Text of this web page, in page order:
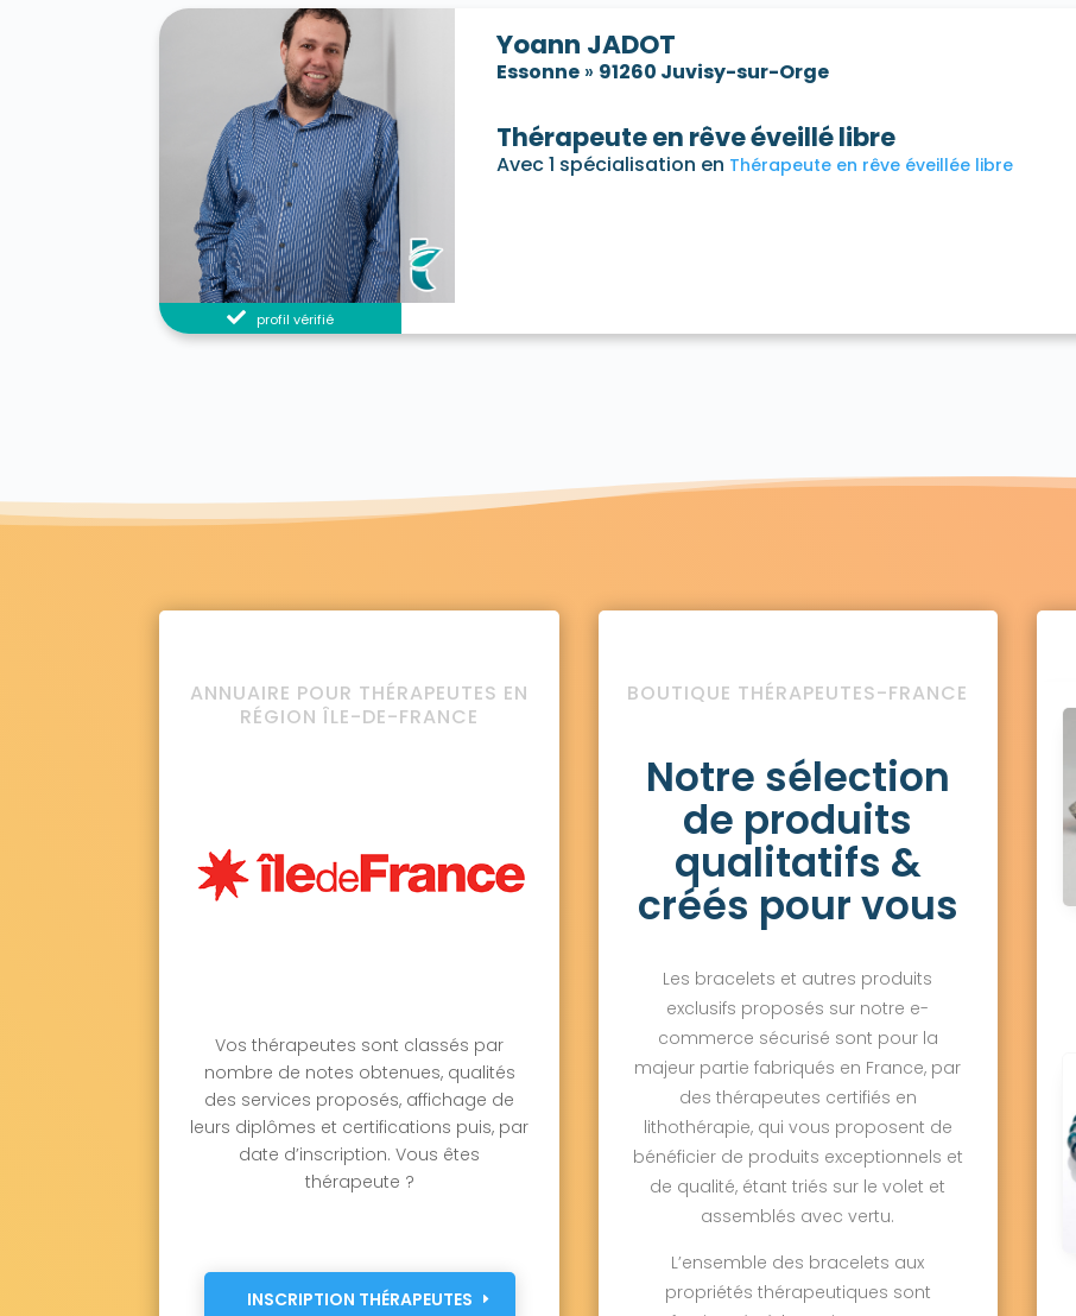
profil vérifié
Yoann JADOT
Essonne » 91260 Juvisy-sur-Orge
Thérapeute en rêve éveillé libre
Avec 1 spécialisation en Thérapeute en rêve éveillée libre
ANNUAIRE POUR THÉRAPEUTES EN
RÉGION ÎLE-DE-FRANCE
Vos thérapeutes sont classés par
nombre de notes obtenues, qualités
des services proposés, affichage de
leurs diplômes et certifications puis, par
date d’inscription. Vous êtes
thérapeute ?
INSCRIPTION THÉRAPEUTES
BOUTIQUE THÉRAPEUTES-FRANCE
Notre sélection
de produits
qualitatifs &
créés pour vous
Les bracelets et autres produits
exclusifs proposés sur notre e-
commerce sécurisé sont pour la
majeur partie fabriqués en France, par
des thérapeutes certifiés en
lithothérapie, qui vous proposent de
bénéficier de produits exceptionnels et
de qualité, étant triés sur le volet et
assemblés avec vertu.
L’ensemble des bracelets aux
propriétés thérapeutiques sont